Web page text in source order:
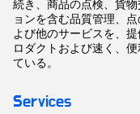
続き、商品の点検、貨
ョンを含む品質管理、
よび他のサービスを、
ロダクトおよび速く、
ている。
Services